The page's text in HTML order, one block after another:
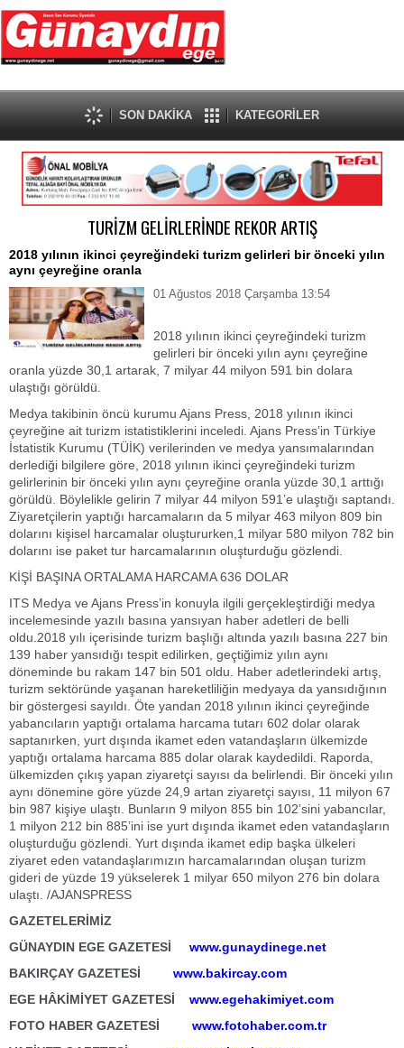
SON DAKİKA KATEGORİLER
TURİZM GELİRLERİNDE REKOR ARTIŞ
2018 yılının ikinci çeyreğindeki turizm gelirleri bir önceki yılın
aynı çeyreğine oranla
01 Ağustos 2018 Çarşamba 13:54
2018 yılının ikinci çeyreğindeki turizm
gelirleri bir önceki yılın aynı çeyreğine
oranla yüzde 30,1 artarak, 7 milyar 44 milyon 591 bin dolara
ulaştığı görüldü.
Medya takibinin öncü kurumu Ajans Press, 2018 yılının ikinci
çeyreğine ait turizm istatistiklerini inceledi. Ajans Press’in Türkiye
İstatistik Kurumu (TÜİK) verilerinden ve medya yansımalarından
derlediği bilgilere göre, 2018 yılının ikinci çeyreğindeki turizm
gelirlerinin bir önceki yılın aynı çeyreğine oranla yüzde 30,1 arttığı
görüldü. Böylelikle gelirin 7 milyar 44 milyon 591’e ulaştığı saptandı.
Ziyaretçilerin yaptığı harcamaların da 5 milyar 463 milyon 809 bin
dolarını kişisel harcamalar oluştururken,1 milyar 580 milyon 782 bin
dolarını ise paket tur harcamalarının oluşturduğu gözlendi.
KİŞİ BAŞINA ORTALAMA HARCAMA 636 DOLAR
ITS Medya ve Ajans Press’in konuyla ilgili gerçekleştirdiği medya
incelemesinde yazılı basına yansıyan haber adetleri de belli
oldu.2018 yılı içerisinde turizm başlığı altında yazılı basına 227 bin
139 haber yansıdığı tespit edilirken, geçtiğimiz yılın aynı
döneminde bu rakam 147 bin 501 oldu. Haber adetlerindeki artış,
turizm sektöründe yaşanan hareketliliğin medyaya da yansıdığının
bir göstergesi sayıldı. Öte yandan 2018 yılının ikinci çeyreğinde
yabancıların yaptığı ortalama harcama tutarı 602 dolar olarak
saptanırken, yurt dışında ikamet eden vatandaşların ülkemizde
yaptığı ortalama harcama 885 dolar olarak kaydedildi. Raporda,
ülkemizden çıkış yapan ziyaretçi sayısı da belirlendi. Bir önceki yılın
aynı dönemine göre yüzde 24,9 artan ziyaretçi sayısı, 11 milyon 67
bin 987 kişiye ulaştı. Bunların 9 milyon 855 bin 102’sini yabancılar,
1 milyon 212 bin 885’ini ise yurt dışında ikamet eden vatandaşların
oluşturduğu gözlendi. Yurt dışında ikamet edip başka ülkeleri
ziyaret eden vatandaşlarımızın harcamalarından oluşan turizm
gideri de yüzde 19 yükselerek 1 milyar 650 milyon 276 bin dolara
ulaştı. /AJANSPRESS
GAZETELERİMİZ
GÜNAYDIN EGE GAZETESİ www.gunaydinege.net
BAKIRÇAY GAZETESİ www.bakircay.com
EGE HÂKİMİYET GAZETESİ www.egehakimiyet.com
FOTO HABER GAZETESİ www.fotohaber.com.tr